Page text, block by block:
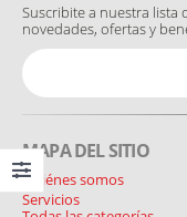
Suscribite a nuestra lista
novedades, ofertas y
MAPA DEL SITIO
Quiénes somos
Servicios